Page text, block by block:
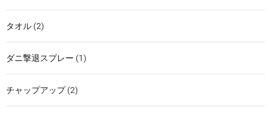
タオル (2)
ダニ撃退スプレー (1)
チャップアップ(2)